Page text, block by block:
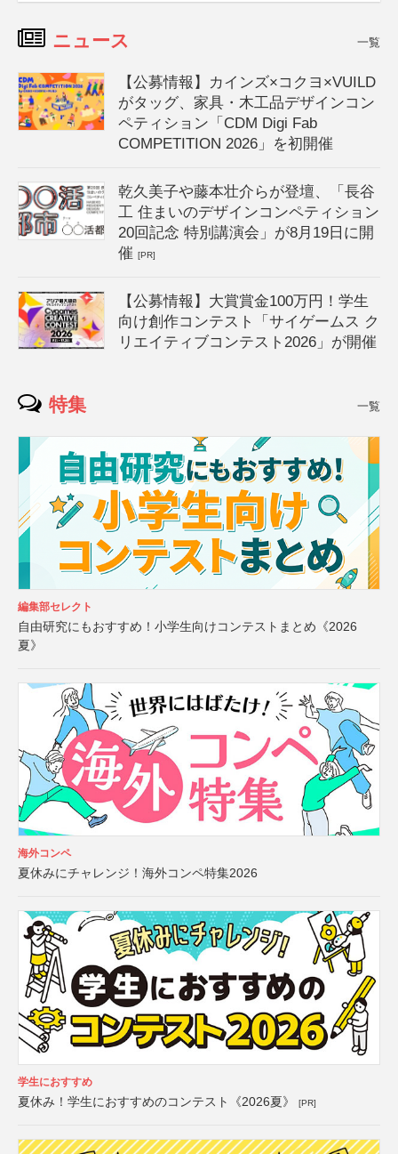
ニュース 一覧
【公募情報】カインズ×コクヨ×VUILD
がタッグ、家具・木工品デザインコン
ペティション「CDM Digi Fab
COMPETITION 2026」を初開催
乾久美子や藤本壮介らが登壇、「長谷
工 住まいのデザインコンペティション
20回記念 特別講演会」が8月19日に開
催[PR]
【公募情報】大賞賞金100万円！学生
向け創作コンテスト「サイゲームス ク
リエイティブコンテスト2026」が開催
特集 一覧
編集部セレクト
自由研究にもおすすめ！小学生向けコンテストまとめ《2026
夏》
海外コンペ
夏休みにチャレンジ！海外コンペ特集2026
学生におすすめ
夏休み！学生におすすめのコンテスト《2026夏》 [PR]